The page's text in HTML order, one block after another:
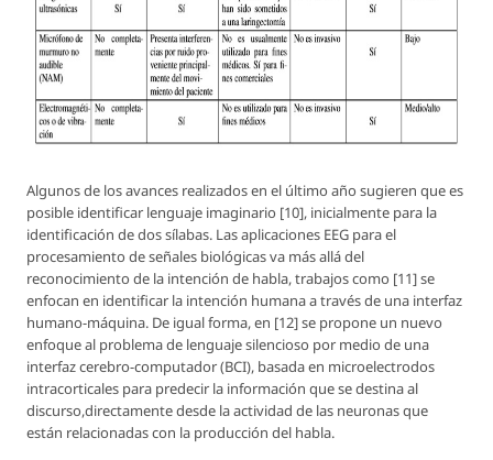
Algunos de los avances realizados en el último año sugieren que es
posible identificar lenguaje imaginario [10], inicialmente para la
identificación de dos sílabas. Las aplicaciones EEG para el
procesamiento de señales biológicas va más allá del
reconocimiento de la intención de habla, trabajos como [11] se
enfocan en identificar la intención humana a través de una interfaz
humano-máquina. De igual forma, en [12] se propone un nuevo
enfoque al problema de lenguaje silencioso por medio de una
interfaz cerebro-computador (BCI), basada en microelectrodos
intracorticales para predecir la información que se destina al
discurso,directamente desde la actividad de las neuronas que
están relacionadas con la producción del habla.